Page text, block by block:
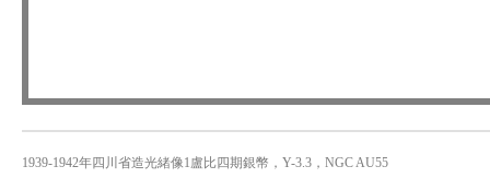
1939-1942年四川省造光緒像1盧比四期銀幣，Y-3.3，NGC AU55